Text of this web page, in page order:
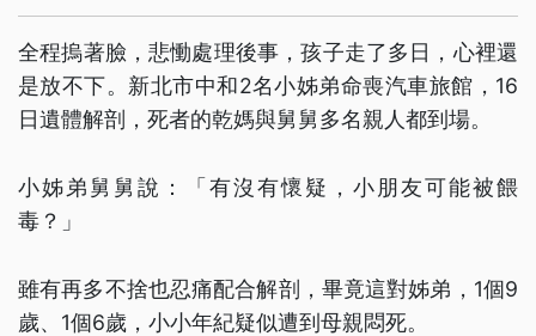
全程摀著臉，悲慟處理後事，孩子走了多日，心裡還
是放不下。新北市中和2名小姊弟命喪汽車旅館，16
日遺體解剖，死者的乾媽與舅舅多名親人都到場。
小姊弟舅舅說：「有沒有懷疑，小朋友可能被餵
毒？」
雖有再多不捨也忍痛配合解剖，畢竟這對姊弟，1個9
歲、1個6歲，小小年紀疑似遭到母親悶死。